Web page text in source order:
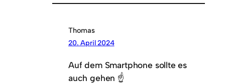
Thomas
20. April 2024
Auf dem Smartphone sollte es
auch gehen ☝️